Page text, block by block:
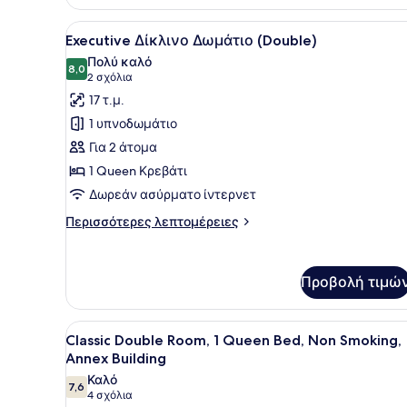
Προβολή
όλων
των
φωτογραφιών
για
Executive
Δίκλινο
Δωμάτιο
(Double)
Ένα δωμάτιο ξενοδοχείου
5
Executive Δίκλινο Δωμάτιο (Double)
8,08,0 στα 10
Πολύ καλό
2 σχόλια
(2
σχόλια)
17 τ.μ.
1 υπνοδωμάτιο
Για 2 άτομα
1 Queen Κρεβάτι
Δωρεάν ασύρματο ίντερνετ
Περισσότερες λεπτομέρειες
Περισσότερες
Δωμάτιο
(Double)
Προβολή
Προβολή
όλων
των
φωτογραφιών
Classic Double Room, 1
4
Classic Double Room, 1 Queen Bed, Non Smoking,
Annex Building
7,67,6 στα 10
Καλό
4 σχόλια
(4